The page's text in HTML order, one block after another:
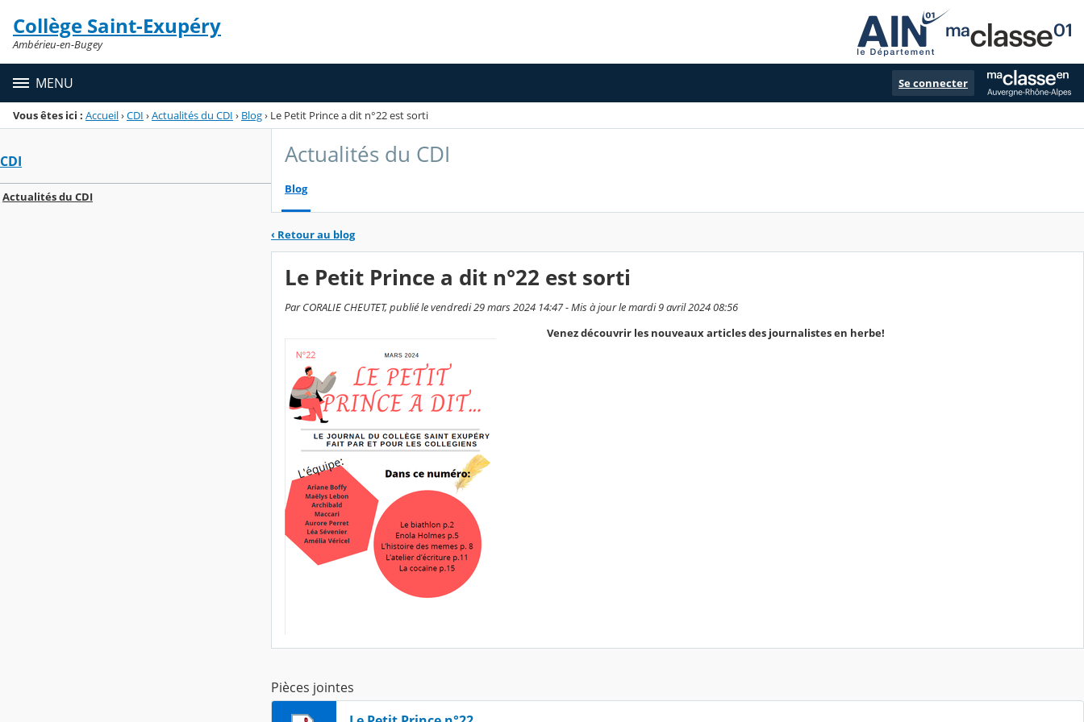
Menu de la rubrique
Contenu
Collège Saint-Exupéry
Ambérieu-en-Bugey
MENU Se connecter
Vous êtes ici : Accueil›CDI ›Actualités du CDI › Blog› Le Petit Prince a dit n°22 est sorti
CDI
Actualités du CDI
Actualités du CDI
Blog
‹ Retour au blog
Le Petit Prince a dit n°22 est sorti
Par CORALIE CHEUTET, publié le vendredi 29 mars 2024 14:47 - Mis à jour le mardi 9 avril 2024 08:56
Venez découvrir les nouveaux articles des journalistes en herbe!
Pièces jointes